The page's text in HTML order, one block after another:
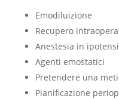
Emodiluizione
Recupero
Anestesia in
Agenti emostatici
Pretendere una
Pianificazione